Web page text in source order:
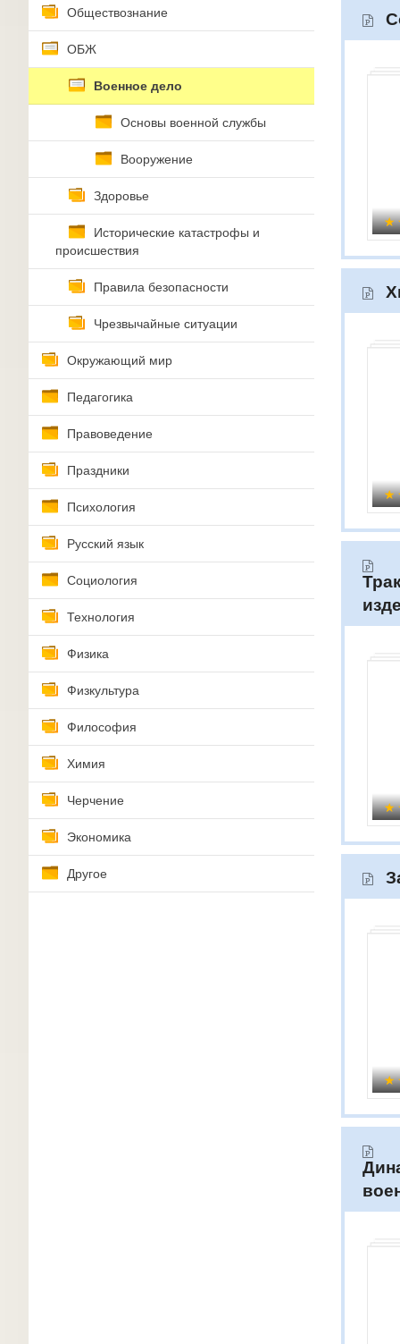
Обществознание
ОБЖ
Военное дело
Основы военной службы
Вооружение
Здоровье
Исторические катастрофы и
происшествия
Правила безопасности
Чрезвычайные ситуации
Окружающий мир
Педагогика
Правоведение
Праздники
Психология
Русский язык
Социология
Технология
Физика
Физкультура
Философия
Химия
Черчение
Экономика
Другое